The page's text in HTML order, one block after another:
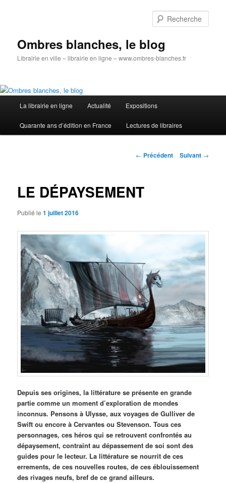
Ombres blanches, le blog
Librairie en ville – librairie en ligne – www.ombres-blanches.fr
principal
La librairie en ligne Actualité Expositions
Quarante ans d’édition en France Lectures de libraires
Navigation
← Précédent Suivant →
LE DÉPAYSEMENT
Publié le1 juillet 2016
Depuis ses origines, la littérature se présente en grande
partie comme un moment d’exploration de mondes
inconnus. Pensons à Ulysse, aux voyages de Gulliver de
Swift ou encore à Cervantes ou Stevenson. Tous ces
personnages, ces héros qui se retrouvent confrontés au
dépaysement, contraint au dépassement de soi sont des
guides pour le lecteur. La littérature se nourrit de ces
errements, de ces nouvelles routes, de ces éblouissement
des rivages neufs, bref de ce grand ailleurs.